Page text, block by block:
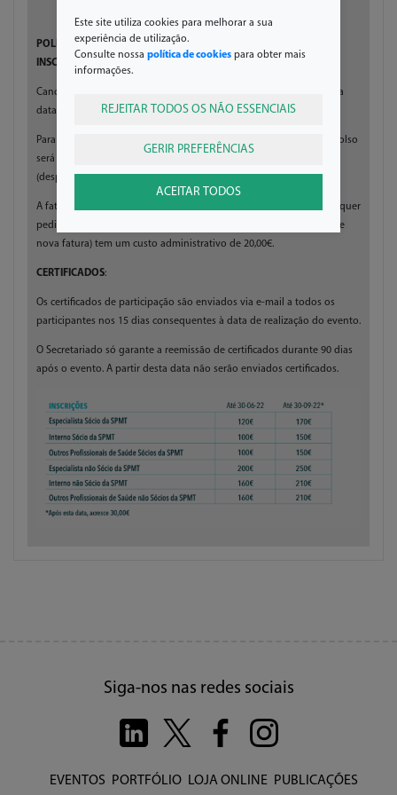
POLÍTICA DE FATURAÇÃO, CANCELAMENTO E REEMBOLSO DE
INSCRIÇÕES PAGAS
Cancelamento só será aceite até 30 dias antes do evento. Após essa
data não se realizam devoluções (apenas se aceita troca de nome)
Para as inscrições canceladas até 30 dias antes do evento, o reembolso
será feito até 30 dias após o evento, com penalização de 20.00€
(despesas administrativas)
A fatura-recibo é emitida automaticamente após pagamento. Qualquer
pedido de alteração de entidade (com emissão de nota de crédito e
nova fatura) tem um custo administrativo de 20,00€.
CERTIFICADOS:
Os certificados de participação são enviados via e-mail a todos os
participantes nos 15 dias consequentes à data de realização do evento.
O Secretariado só garante a reemissão de certificados durante 90 dias
após o evento. A partir desta data não serão enviados certificados.
Siga-nos nas redes sociais
EVENTOS PORTFÓLIO LOJA ONLINE PUBLICAÇÕES
Este site utiliza cookies para melhorar a sua
experiência de utilização.
Consulte nossa política de cookies para obter mais
informações.
REJEITAR TODOS OS NÃO ESSENCIAIS
GERIR PREFERÊNCIAS
ACEITAR TODOS